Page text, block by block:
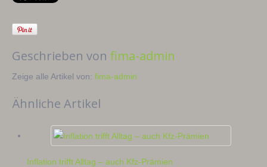
Geschrieben von fima-admin
Zeige alle Artikel von: fima-admin
Ähnliche Artikel
Inflation trifft Alltag – auch Kfz-Prämien